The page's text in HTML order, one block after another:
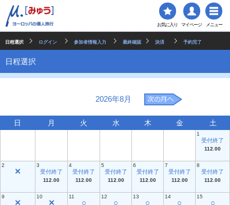
お気に入り マイページ メニュー
日程選択 ログイン 参加者情報入力 最終確認 決済 予約完了
日程選択
2026年8月
日 月 火 水 木 金 土
1
受付終了
112.00
2
✕
3
受付終了
112.00
4
受付終了
112.00
5
受付終了
112.00
6
受付終了
112.00
7
受付終了
112.00
8
受付終了
112.00
9
✕
10
✕
11
○
12
○
13
○
14
○
15
○